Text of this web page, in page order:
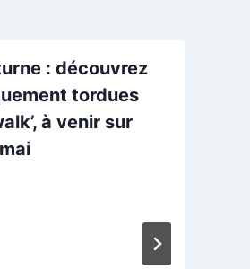
: découvrez
tordues
à venir sur